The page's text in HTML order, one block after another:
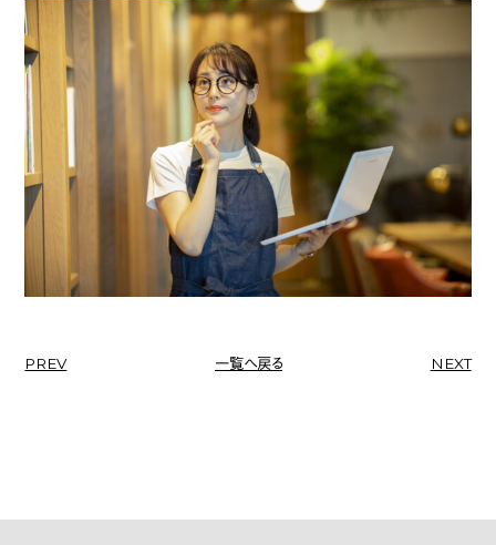
PREV 一覧へ戻る NEXT